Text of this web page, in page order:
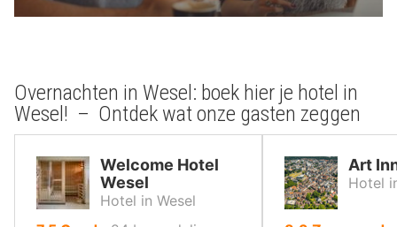
Overnachten in Wesel: boek hier je hotel in
Wesel! – Ontdek wat onze gasten zeggen
Welcome Hotel
Wesel
Hotel in Wesel
Art
Hotel